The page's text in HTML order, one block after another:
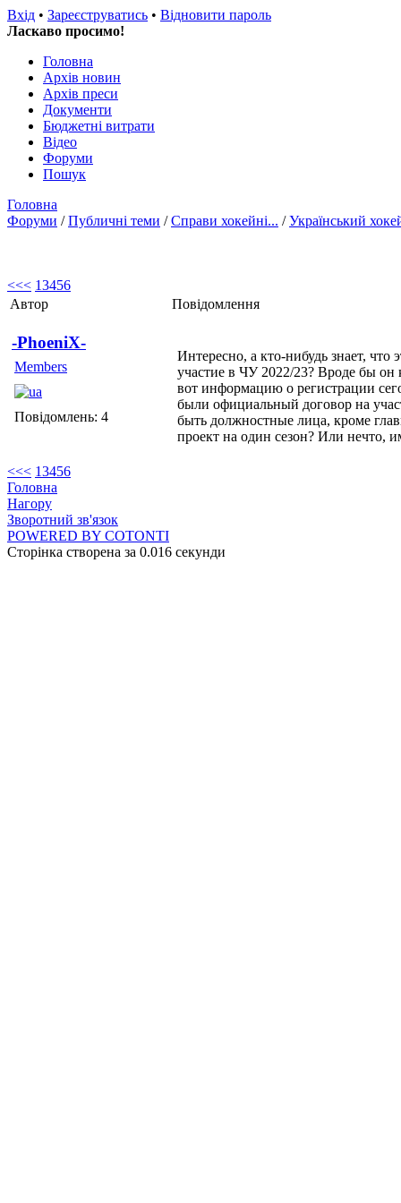
Вхід • Зареєструватись • Відновити пароль
Ласкаво просимо!
Головна
Архів новин
Архів преси
Документи
Бюджетні витрати
Відео
Форуми
Пошук
Головна
Форуми /Публичні теми /Справи хокейні... /Український
<<< 13456
Автор
Повідомлення
-PhoeniX-
Members
Повідомлень: 4
Интересно, а кто-нибудь знает,
участие в ЧУ 2022/23? Вроде бы
вот информацию о регистрации
были официальный договор на
быть должностные лица, кроме
проект на один сезон? Или нечто,
<<< 13456
Головна
Нагору
Зворотний зв'язок
POWERED BY COTONTI
Сторінка створена за 0.016 секунди